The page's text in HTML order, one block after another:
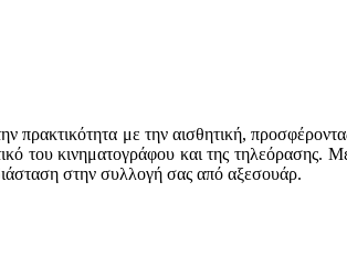
με την αισθητική,
του κινηματογράφου και της τηλεόρασης. Με
στην συλλογή σας από αξεσουάρ.